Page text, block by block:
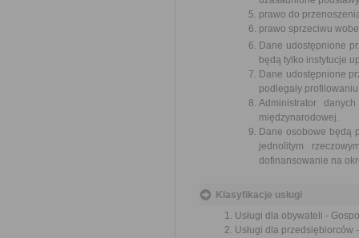
prawo do
prawo sprzeciwu
Dane udostępnione
będą tylko instytucje
Dane udostępnione
podlegały
Administrator
międzynarodowej.
Dane osobowe będą
jednolitym
dofinansowanie na
Klasyfikacje usługi
Usługi dla obywateli -
Usługi dla przedsiębiorców